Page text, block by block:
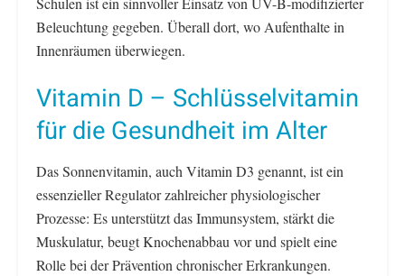
Beleuchtung gegeben. Überall dort, wo Aufenthalte in
Innenräumen überwiegen.
Vitamin D – Schlüsselvitamin
für die Gesundheit im Alter
Das Sonnenvitamin, auch Vitamin D3 genannt, ist ein
essenzieller Regulator zahlreicher physiologischer
Prozesse: Es unterstützt das Immunsystem, stärkt die
Muskulatur, beugt Knochenabbau vor und spielt eine
Rolle bei der Prävention chronischer Erkrankungen.